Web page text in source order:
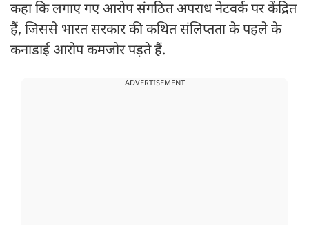
कहा कि लगाए गए आरोप संगठित अपराध नेटवर्क पर केंद्रित
हैं, जिससे भारत सरकार की कथित संलिप्तता के पहले के
कनाडाई आरोप कमजोर पड़ते हैं.
ADVERTISEMENT